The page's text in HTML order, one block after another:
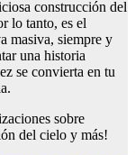
construcción del
lo tanto, es el
masiva, siempre y
una historia
se convierta en tu
sobre
del cielo y más!